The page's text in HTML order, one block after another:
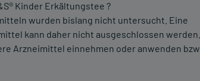
Kinder Erkältungstee ?
wurden bislang nicht untersucht. Eine
kann daher nicht ausgeschlossen werden.
Arzneimittel einnehmen oder anwenden bzw.